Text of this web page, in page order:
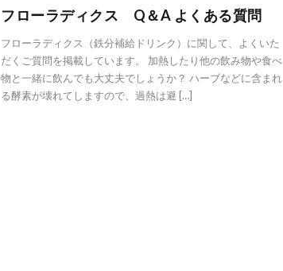
フローラディクス Q＆A よくある質問
フローラディクス（鉄分補給ドリンク）に関して、よくいた
だくご質問を掲載しています。 加熱したり他の飲み物や食べ
物と一緒に飲んでも大丈夫でしょうか？ ハーブなどに含まれ
る酵素が壊れてしますので、過熱は避 […]